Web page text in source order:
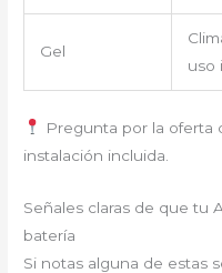
Gel
uso
Pregunta por la oferta
instalación incluida.
Señales claras de que tu
batería
Si notas alguna de estas